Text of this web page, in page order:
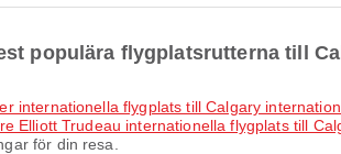
populära flygplatsrutterna till
internationella flygplats till Calgary
Elliott Trudeau internationella flygplats till
för din resa.